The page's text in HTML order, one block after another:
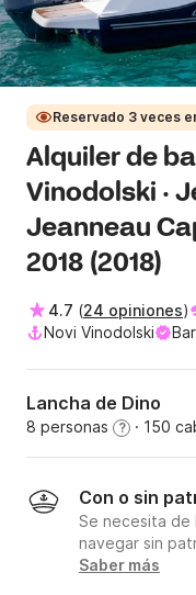
Reservado 3 veces
Alquiler de
Vinodolski ·
Jeanneau
2018 (2018)
4.7 (24 opiniones)
Novi Vinodolski
Lancha de Dino
8 personas ? · 150
Con o sin
Se necesita de
navegar sin
Saber más